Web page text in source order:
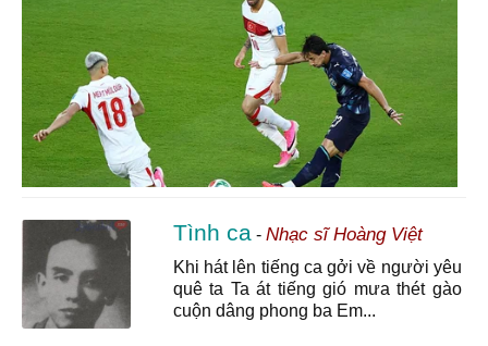
Tình ca- Nhạc sĩ Hoàng Việt
Khi hát lên tiếng ca gởi về người yêu
quê ta Ta át tiếng gió mưa thét gào
cuộn dâng phong ba Em...